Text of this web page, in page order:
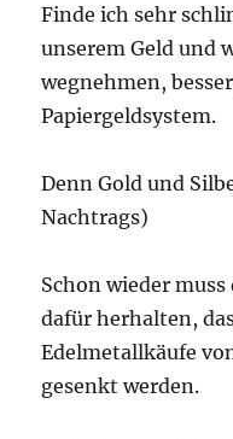
Finde ich sehr
unserem Geld und
wegnehmen,
Papiergeldsystem.
Denn Gold und
Nachtrags)
Schon wieder muss
dafür herhalten,
Edelmetallkäufe
gesenkt werden.